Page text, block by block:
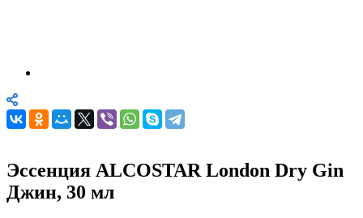
Эссенция ALCOSTAR London Dry Gin
Джин, 30 мл